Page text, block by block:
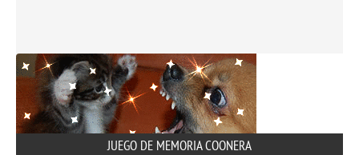
JUEGO DE MEMORIA COONERA